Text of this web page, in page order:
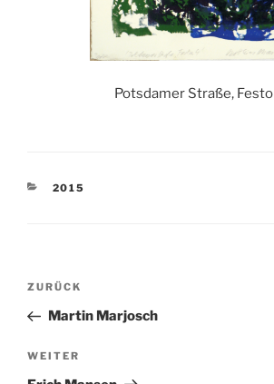
Potsdamer Straße,
KATEGORIEN
2015
Beitragsnavigation
Vorheriger
Beitrag
ZURÜCK
Martin Marjosch
Nächster
Beitrag
WEITER